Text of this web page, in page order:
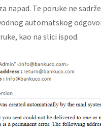
napad. Te poruke ne
automatskog
kao na slici ispod.